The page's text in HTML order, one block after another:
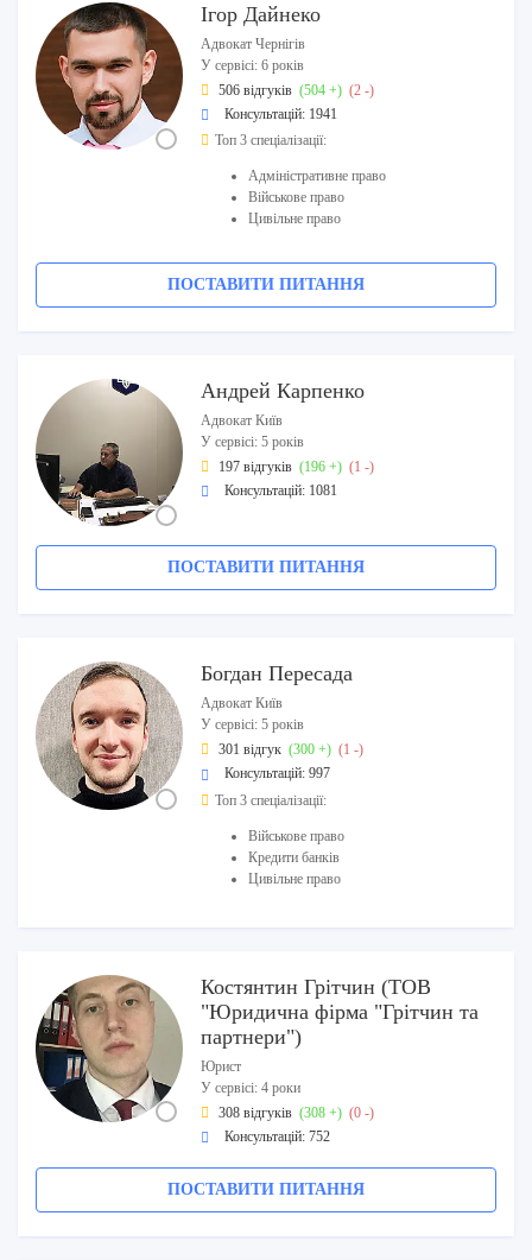
Ігор Дайнеко
Адвокат Чернігів
У сервісі: 6 років
506 відгуків (504 +) (2 -)
Консультацій: 1941
Топ 3 спеціалізації:
Адміністративне право
Військове право
Цивільне право
ПОСТАВИТИ ПИТАННЯ
Андрей Карпенко
Адвокат Київ
У сервісі: 5 років
197 відгуків (196 +) (1 -)
Консультацій: 1081
ПОСТАВИТИ ПИТАННЯ
Богдан Пересада
Адвокат Київ
У сервісі: 5 років
301 відгук (300 +) (1 -)
Консультацій: 997
Топ 3 спеціалізації:
Військове право
Кредити банків
Цивільне право
Костянтин Грітчин (ТОВ
"Юридична фірма "Грітчин та
партнери")
Юрист
У сервісі: 4 роки
308 відгуків (308 +) (0 -)
Консультацій: 752
ПОСТАВИТИ ПИТАННЯ